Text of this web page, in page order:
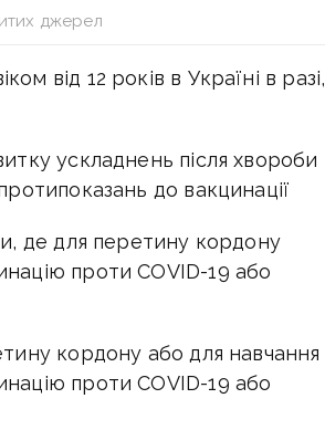
джерел
від 12 років в Україні в разі,
ускладнень після хвороби
до вакцинації
де для перетину кордону
проти COVID-19 або
кордону або для навчання
проти COVID-19 або